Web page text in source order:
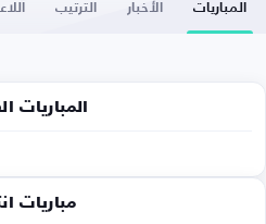
المباريات الأخبار الترتيب
المباريات
مباريات